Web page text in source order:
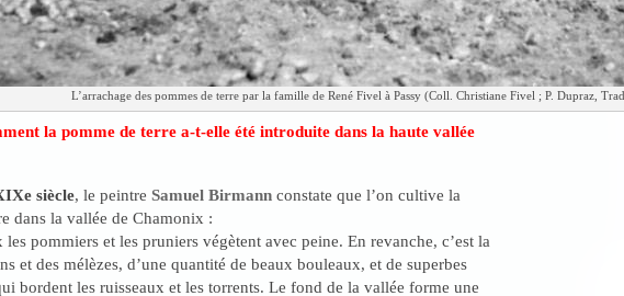
L’arrachage des pommes de terre par la famille de René Fivel à Passy (Coll. Christiane Fivel ; P. Dupraz,
la pomme de terre a-t-elle été introduite dans la haute vallée
siècle, le peintre Samuel Birmannconstate que l’on cultive la
dans la vallée de Chamonix :
pommiers et les pruniers végètent avec peine. En revanche, c’est la
et des mélèzes, d’une quantité de beaux bouleaux, et de superbes
bordent les ruisseaux et les torrents. Le fond de la vallée forme une